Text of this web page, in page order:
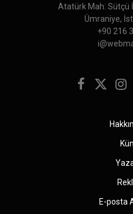
Atatürk Mah. Sütçü
Ümraniye,
+90 216
Facebook
X
E-posta